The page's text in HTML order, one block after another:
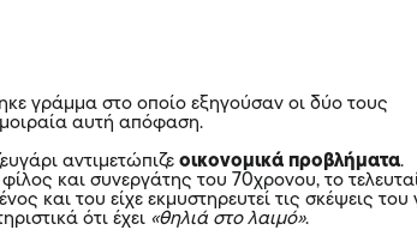
γράμμα στο οποίο εξηγούσαν οι δύο τους
αυτή απόφαση.
αντιμετώπιζεοικονομικά προβλήματα.
και συνεργάτης του 70χρονου, το
και του είχε εκμυστηρευτεί τις σκέψεις του
ότι έχει «θηλιά στο λαιμό».